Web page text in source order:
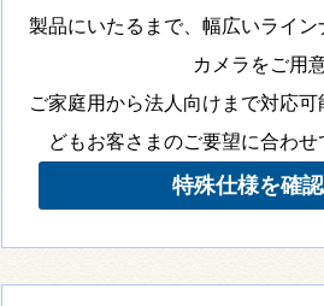
製品にいたるまで、幅広いライ
カメラをご用意
ご家庭用から法人向けまで対応
どもお客さまのご要望に合わせ
特殊仕様を確